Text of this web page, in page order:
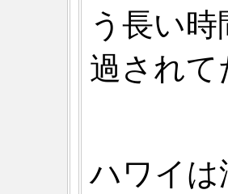
う長い
過されて
ハワイは